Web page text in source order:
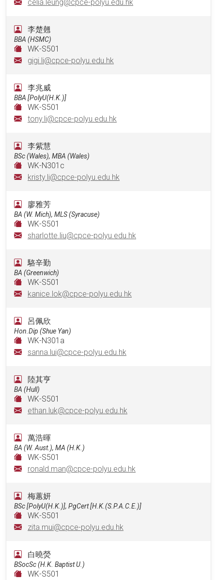
celia.leung@cpce-polyu.edu.hk
李楚翹
BBA (HSMC)
WK-S501
gigi.li@cpce-polyu.edu.hk
李兆威
BBA [PolyU(H.K.)]
WK-S501
tony.li@cpce-polyu.edu.hk
李紫慧
BSc (Wales), MBA (Wales)
WK-N301c
kristy.li@cpce-polyu.edu.hk
廖雅芳
BA (W. Mich), MLS (Syracuse)
WK-S501
sharlotte.liu@cpce-polyu.edu.hk
駱辛勤
BA (Greenwich)
WK-S501
kanice.lok@cpce-polyu.edu.hk
呂佩欣
Hon.Dip (Shue Yan)
WK-N301a
sanna.lui@cpce-polyu.edu.hk
陸其亨
BA (Hull)
WK-S501
ethan.luk@cpce-polyu.edu.hk
萬浩暉
BA (W. Aust.), MA (H.K.)
WK-S501
ronald.man@cpce-polyu.edu.hk
梅蕙妍
BSc [PolyU(H.K.)], PgCert [H.K.(S.P.A.C.E.)]
WK-S501
zita.mui@cpce-polyu.edu.hk
⽩曉熒
BSocSc (H.K. Baptist U.)
WK-S501